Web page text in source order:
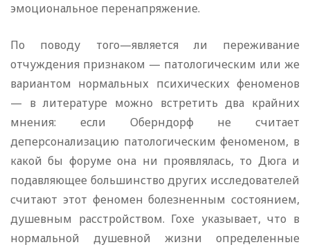
эмоциональное перенапряжение.
По поводу того—является ли переживание
отчуждения признаком — патологическим или же
вариантом нормальных психических феноменов
— в литературе можно встретить два крайних
мнения: если Оберндорф не считает
деперсонализацию патологическим феноменом, в
какой бы форуме она ни проявлялась, то Дюга и
подавляющее большинство других исследователей
считают этот феномен болезненным состоянием,
душевным расстройством. Гохе указывает, что в
нормальной душевной жизни определенные